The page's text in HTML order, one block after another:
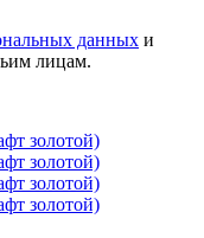
данных и
лицам.